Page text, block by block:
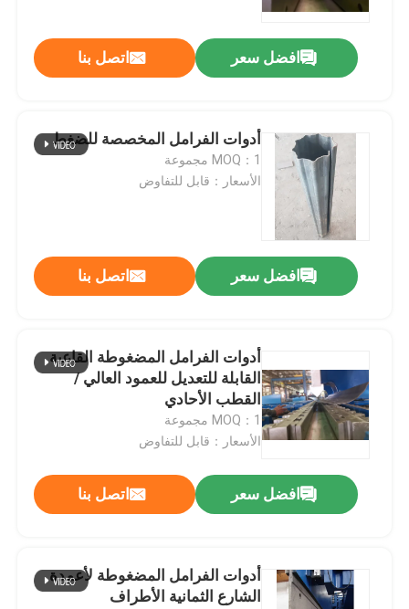
افضل سعر اتصل بنا
أدوات الفرامل المخصصة للضغط
MOQ：1 مجموعة
الأسعار：قابل للتفاوض
افضل سعر اتصل بنا
أدوات الفرامل المضغوطة القاعية
القابلة للتعديل للعمود العالي /
القطب الأحادي
MOQ：1 مجموعة
الأسعار：قابل للتفاوض
افضل سعر اتصل بنا
أدوات الفرامل المضغوطة لأعمدة
الشارع الثمانية الأطراف